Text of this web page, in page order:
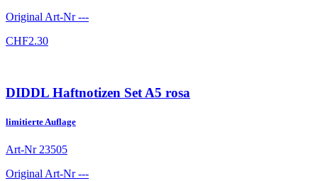
Original Art-Nr---
CHF2.30
DIDDL Haftnotizen Set A5 rosa
limitierte Auflage
Art-Nr 23505
Original Art-Nr---